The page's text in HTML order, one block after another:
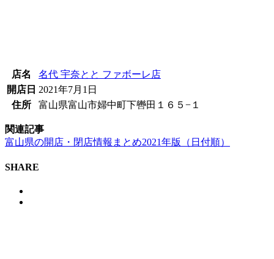
店名
名代 宇奈とと ファボーレ店
開店日 2021年7月1日
住所
富山県富山市婦中町下轡田１６５−１
関連記事
富山県の開店・閉店情報まとめ2021年版（日付順）
SHARE